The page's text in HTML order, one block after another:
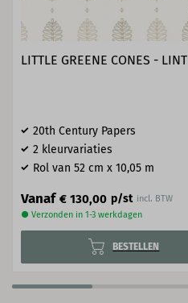
LITTLE GREENE CONES - LINT
20th Century Papers
2 kleurvariaties
Rol van 52 cm x 10,05 m
Vanaf € 130,00 p/st incl. BTW
● Verzonden in 1-3 werkdagen
BESTELLEN